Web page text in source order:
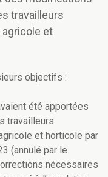
travailleurs
et
objectifs :
été apportées
travailleurs
et horticole par
(annulé par le
nécessaires